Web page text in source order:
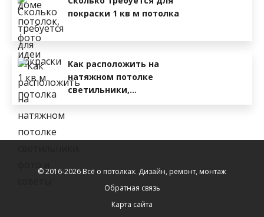
покраски 1 кв м потолка
Как расположить на
натяжном потолке
светильники,…
© 2016-2026 Всё о потолках. Дизайн, ремонт, монтаж
Обратная связь
Карта сайта